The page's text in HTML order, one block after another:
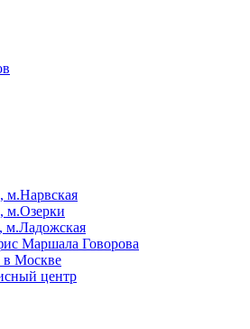
м.Нарвская
м.Озерки
м.Ладожская
Маршала Говорова
Москве
центр